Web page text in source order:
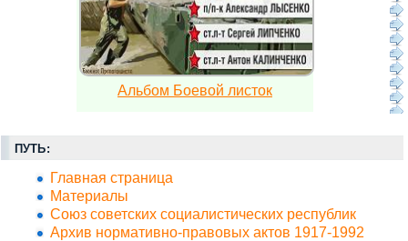
Альбом Боевой листок
ПУТЬ:
Главная страница
Материалы
Союз советских социалистических республик
Архив нормативно-правовых актов 1917-1992